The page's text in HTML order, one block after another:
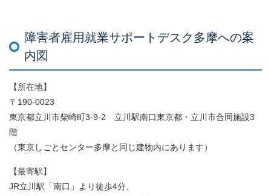
障害者雇用就業サポートデスク多摩への案
内図
【所在地】
〒190-0023
東京都立川市柴崎町3-9-2 立川駅南口東京都・立川市合同施設3
階
（東京しごとセンター多摩と同じ建物内にあります）
【最寄駅】
JR立川駅「南口」より徒歩4分、